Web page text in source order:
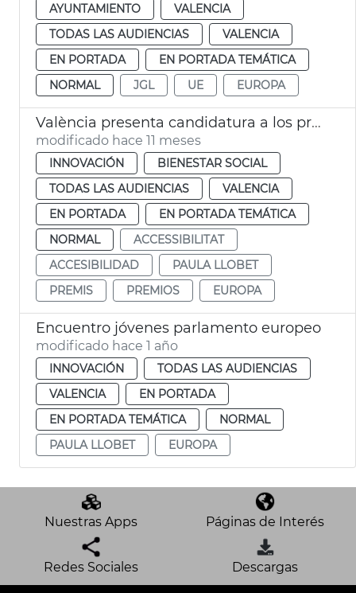
AYUNTAMIENTO
VALENCIA
TODAS LAS AUDIENCIAS
VALENCIA
EN PORTADA
EN PORTADA TEMÁTICA
NORMAL
JGL UE EUROPA
València presenta candidatura a los premios europeos de accesibilidad
modificado hace 11 meses
INNOVACIÓN
BIENESTAR SOCIAL
TODAS LAS AUDIENCIAS
VALENCIA
EN PORTADA
EN PORTADA TEMÁTICA
NORMAL
ACCESSIBILITAT
ACCESIBILIDAD
PAULA LLOBET
PREMIS
PREMIOS EUROPA
Encuentro jóvenes parlamento europeo
modificado hace 1 año
INNOVACIÓN
TODAS LAS AUDIENCIAS
VALENCIA
EN PORTADA
EN PORTADA TEMÁTICA
NORMAL
PAULA LLOBET
EUROPA
Nuestras Apps Páginas de Interés
Redes Sociales Descargas